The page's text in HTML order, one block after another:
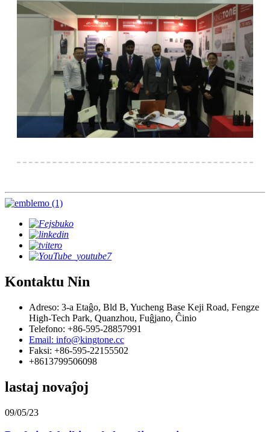
Kontaktu Nin
Adreso: 3-a Etaĝo, Bld B, Yucheng Base Keji Road, Fengze
High-Tech Park, Quanzhou, Fuĝjano, Ĉinio
Telefono: +86-595-28857991
Email: info@kingtone.cc
Faksi: +86-595-22155502
+8613799506098
lastaj novaĵoj
09/05/23